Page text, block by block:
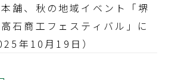
舗、秋の地域イベント「堺
石商工フェスティバル」に
年10月19日）